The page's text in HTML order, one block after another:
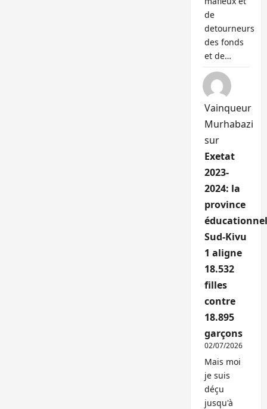
de
detourneurs
des fonds
et de…
Vainqueur
Murhabazi
sur
Exetat
2023-
2024: la
province
Sud-Kivu
1 aligne
18.532
filles
contre
18.895
garçons
02/07/2026
Mais moi
je suis
déçu
jusqu'à